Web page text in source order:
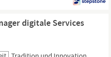
zählen. Auf Dich warten auf
durch praxisorientierte
digitale Services